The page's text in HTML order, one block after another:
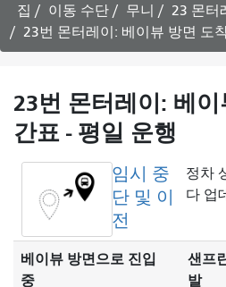
행
하
고
은
집 이동 수단 무니
23 몬터
23번 몬터레이: 베이뷰 방면 도
23번 몬터레이: 베이
간표 - 평일 운행
임시 중
단 및 이
전
정차
다 업
베이뷰 방면으로 진입
중
샌프
발